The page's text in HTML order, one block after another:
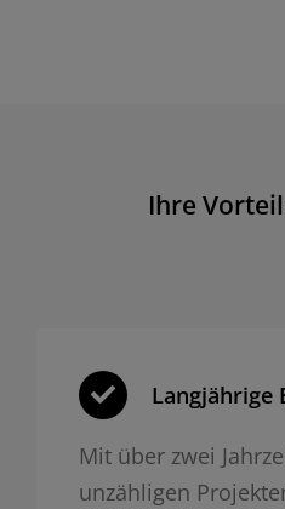
Ihre
Langjährige
Mit über zwei
unzähligen